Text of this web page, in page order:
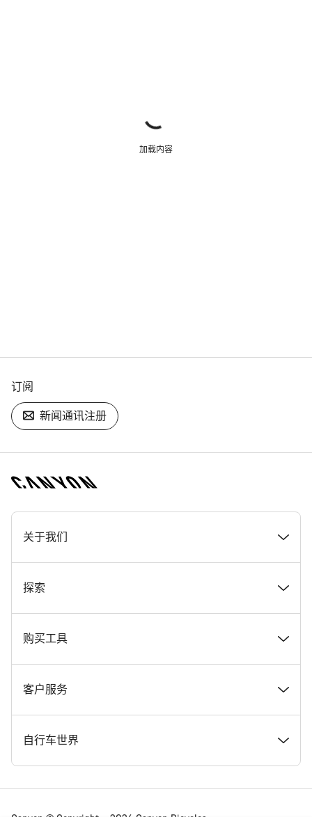
加载内容
订阅
新闻通讯注册
[footer.linksList.title]
关于我们
奖项
在 Canyon 工作
Canyon 新闻发布室
条款和条件
法律披露
探索
新闻和故事
提示和建议
Canyon Home Koblenz
会员礼遇
购买工具
找到您梦寐以求的 Canyon 自行车
现货自行车
找到您的 Canyon 尺寸
客户服务
支持中心
服务网点
自行车世界
公路车